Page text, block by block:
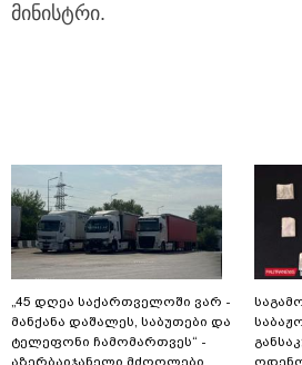
მინისტრი.
„45 დღეა საქართველოში ვარ -
მანქანა დაშალეს, საბუთები და
ტელეფონი ჩამომართვეს“ -
აზერბაიჯანელი მძღოლები